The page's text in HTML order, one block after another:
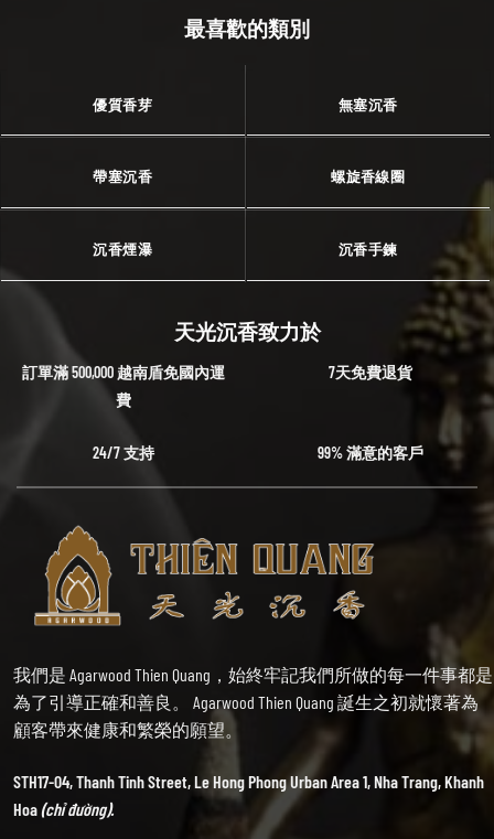
最喜歡的類別
優質香芽 無塞沉香
帶塞沉香 螺旋香線圈
沉香煙瀑 沉香手鍊
天光沉香致力於
訂單滿 500,000 越南盾免國內運
費
7天免費退貨
24/7 支持 99% 滿意的客戶
我們是 Agarwood Thien Quang，始終牢記我們所做的每一件事都是
為了引導正確和善良。 Agarwood Thien Quang 誕生之初就懷著為
顧客帶來健康和繁榮的願望。
STH17-04, Thanh Tinh Street, Le Hong Phong Urban Area 1, Nha Trang, Khanh
Hoa(chỉ đường).